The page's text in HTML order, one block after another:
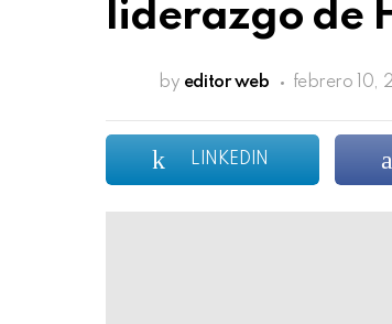
liderazgo de
by editor web febrero 10,
LINKEDIN